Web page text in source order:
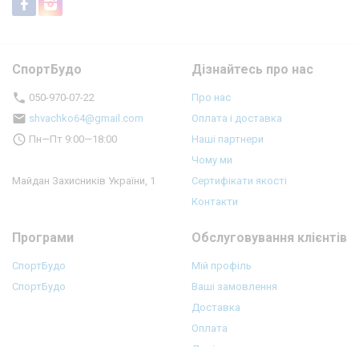
СпортБудо
050-970-07-22
shvachko64@gmail.com
Пн—Пт 9:00—18:00
Майдан Захисників України, 1
Дізнайтесь про нас
Про нас
Оплата і доставка
Наші партнери
Чому ми
Сертифікати якості
Контакти
Програми
СпортБудо
СпортБудо
Обслуговування клієнтів
Мій профіль
Ваші замовлення
Доставка
Оплата